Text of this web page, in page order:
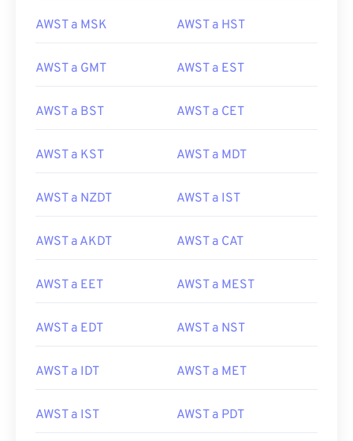
AWST a MSK AWST a HST
AWST a GMT AWST a EST
AWST a BST AWST a CET
AWST a KST AWST a MDT
AWST a NZDT AWST a IST
AWST a AKDT AWST a CAT
AWST a EET AWST a MEST
AWST a EDT AWST a NST
AWST a IDT AWST a MET
AWST a IST AWST a PDT